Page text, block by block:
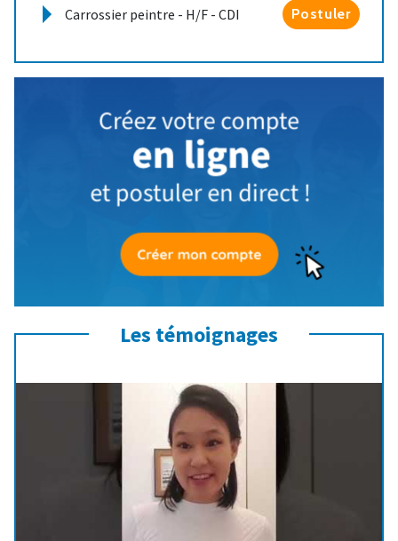
Carrossier peintre - H/F - CDI Postuler
Les témoignages